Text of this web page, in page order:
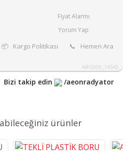
Fiyat Alarmı
Yorum Yap
📦 Kargo Politikası 📞 Hemen Ara
ARG000_16542
Bizi takip edin /aeonradyator
ürünler